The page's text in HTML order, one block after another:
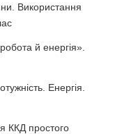
Використання
й енергія».
Енергія.
ККД простого